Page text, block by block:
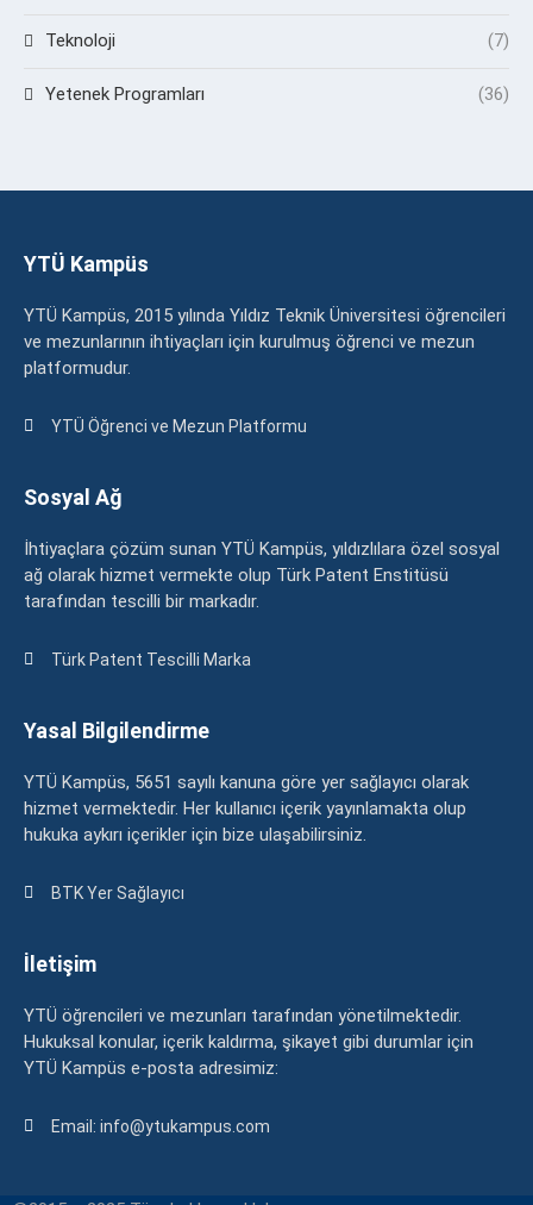
Teknoloji (7)
Yetenek Programları (36)
YTÜ Kampüs
YTÜ Kampüs, 2015 yılında Yıldız Teknik Üniversitesi öğrencileri
ve mezunlarının ihtiyaçları için kurulmuş öğrenci ve mezun
platformudur.
YTÜ Öğrenci ve Mezun Platformu
Sosyal Ağ
İhtiyaçlara çözüm sunan YTÜ Kampüs, yıldızlılara özel sosyal
ağ olarak hizmet vermekte olup Türk Patent Enstitüsü
tarafından tescilli bir markadır.
Türk Patent Tescilli Marka
Yasal Bilgilendirme
YTÜ Kampüs, 5651 sayılı kanuna göre yer sağlayıcı olarak
hizmet vermektedir. Her kullanıcı içerik yayınlamakta olup
hukuka aykırı içerikler için bize ulaşabilirsiniz.
BTK Yer Sağlayıcı
İletişim
YTÜ öğrencileri ve mezunları tarafından yönetilmektedir.
Hukuksal konular, içerik kaldırma, şikayet gibi durumlar için
YTÜ Kampüs e-posta adresimiz:
Email: info@ytukampus.com